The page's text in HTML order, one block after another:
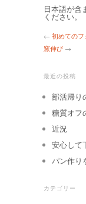
日本語が含
ください。
← 初めてのフ
窯伸び →
最近の投稿
部活帰り
糖質オフ
近況
安心して
パン作り
カテゴリー